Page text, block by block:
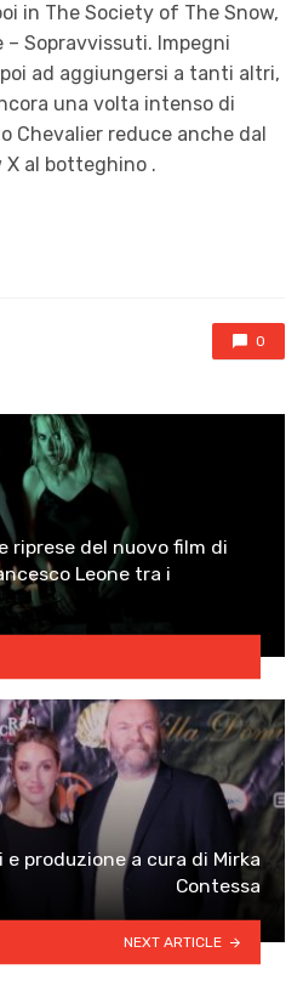
in The Society of The Snow,
– Sopravvissuti. Impegni
ad aggiungersi a tanti altri,
una volta intenso di
Chevalier reduce anche dal
X al botteghino .
0
riprese del nuovo film di
Leone tra i
e produzione a cura di Mirka
Contessa
NEXT ARTICLE